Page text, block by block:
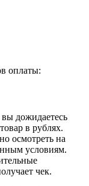
оплаты:
дожидаетесь
в рублях.
осмотреть на
условиям.
чек.